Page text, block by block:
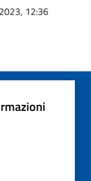
12:36